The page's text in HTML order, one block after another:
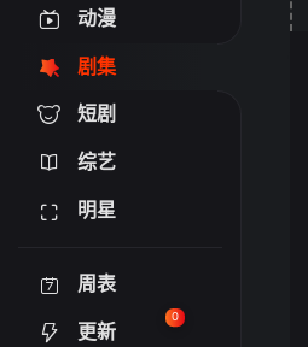
动漫
剧集
短剧
综艺
明星
周表
更新
0